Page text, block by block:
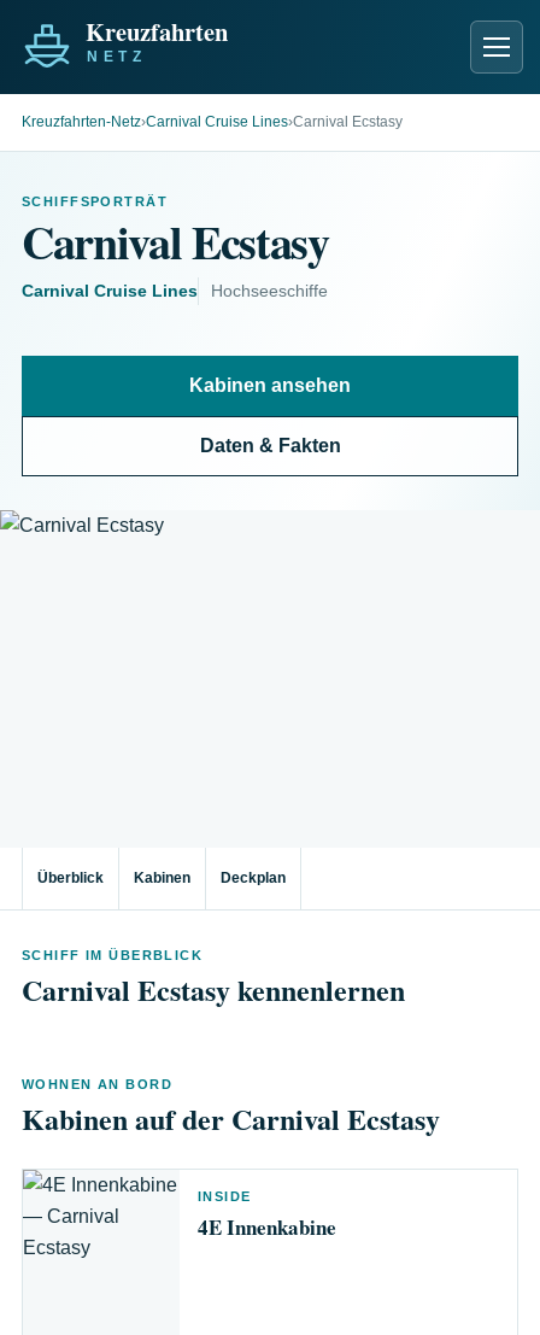
Kreuzfahrten-Netz›Carnival Cruise Lines›Carnival Ecstasy
SCHIFFSPORTRÄT
Carnival Ecstasy
Carnival Cruise Lines Hochseeschiffe
Kabinen ansehen
Daten & Fakten
Überblick Kabinen Deckplan
SCHIFF IM ÜBERBLICK
Carnival Ecstasy kennenlernen
WOHNEN AN BORD
Kabinen auf der Carnival Ecstasy
INSIDE
4E Innenkabine